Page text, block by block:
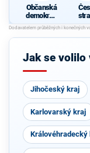
Občanská
demokrati
cká strana
Jak se volilo
Jihočeský kraj
Karlovarský kraj
Královéhradecký